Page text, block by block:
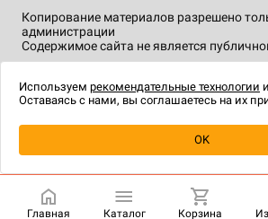
Купить| 6 490 ₽
Копирование материалов разрешено
администрации
Содержимое сайта не является
технологии.
Главная Каталог Корзина
Используем рекомендательные технологии и
Оставаясь с нами, вы соглашаетесь на их
OK